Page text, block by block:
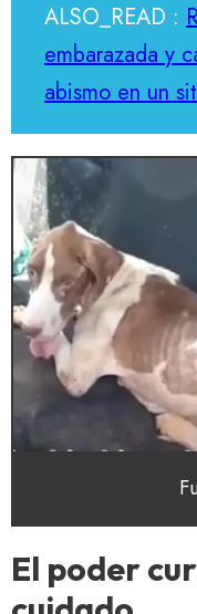
ALSO_READ :
embarazada y
abismo en un
El poder